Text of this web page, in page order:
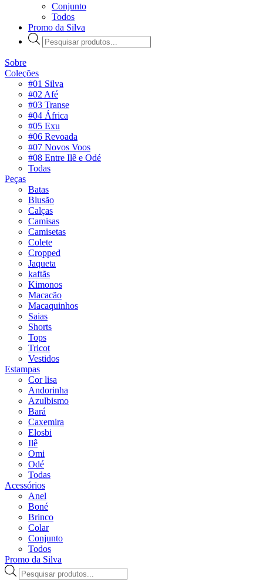
Conjunto
Todos
Promo da Silva
Pesquisar
produtos
Sobre
Coleções
#01 Silva
#02 Afé
#03 Transe
#04 África
#05 Exu
#06 Revoada
#07 Novos Voos
#08 Entre Ilê e Odé
Todas
Peças
Batas
Blusão
Calças
Camisas
Camisetas
Colete
Cropped
Jaqueta
kaftãs
Kimonos
Macacão
Macaquinhos
Saias
Shorts
Tops
Tricot
Vestidos
Estampas
Cor lisa
Andorinha
Azulbismo
Bará
Caxemira
Elosbi
Ilê
Omi
Odé
Todas
Acessórios
Anel
Boné
Brinco
Colar
Conjunto
Todos
Promo da Silva
Pesquisar
produtos